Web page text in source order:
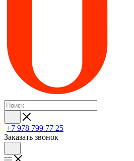
+7 978 799 77 25
Заказать звонок